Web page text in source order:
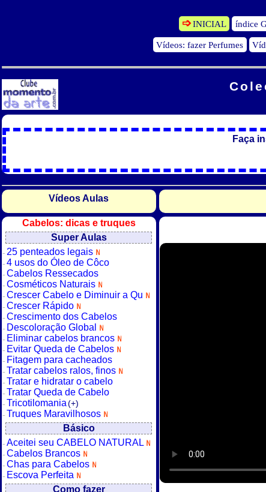
INICIAL índice
Vídeos: fazer Perfumes
Faça
Vídeos Aulas
Cabelos: dicas e truques
Super Aulas
25 penteados legais
4 usos do Óleo de Côco
Cabelos Ressecados
Cosméticos Naturais
Crescer Cabelo e Diminuir a Qu
Crescer Rápido
Crescimento dos Cabelos
Descoloração Global
Eliminar cabelos brancos
Evitar Queda de Cabelos
Fitagem para cacheados
Tratar cabelos ralos, finos
Tratar e hidratar o cabelo
Tratar Queda de Cabelo
Tricotilomania (+)
Truques Maravilhosos
Básico
Aceitei seu CABELO NATURAL
Cabelos Brancos
Chas para Cabelos
Escova Perfeita
Como fazer